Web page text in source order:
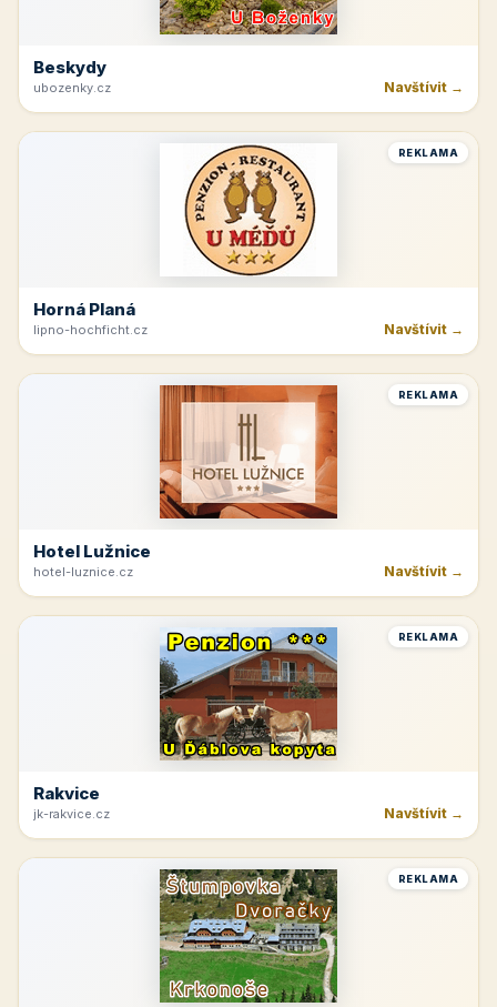
Beskydy
ubozenky.cz Navštívit →
REKLAMA
Horná Planá
lipno-hochficht.cz Navštívit →
REKLAMA
Hotel Lužnice
hotel-luznice.cz Navštívit →
REKLAMA
Rakvice
jk-rakvice.cz Navštívit →
REKLAMA